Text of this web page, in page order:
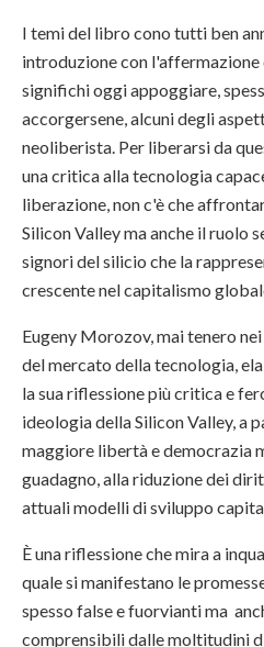
I temi del libro cono tutti ben
introduzione con
significhi oggi appoggiare,
accorgersene, alcuni degli
neoliberista. Per liberarsi da
una critica alla tecnologia
liberazione, non c'è che
Silicon Valley ma anche il ruolo
signori del silicio che la
crescente nel capitalismo
Eugeny Morozov, mai tenero
del mercato della tecnologia,
la sua riflessione più critica e
ideologia della Silicon Valley, a
maggiore libertà e democrazia
guadagno, alla riduzione dei
attuali modelli di sviluppo
È una riflessione che mira a
quale si manifestano le
spesso false e fuorvianti ma
comprensibili dalle moltitudini